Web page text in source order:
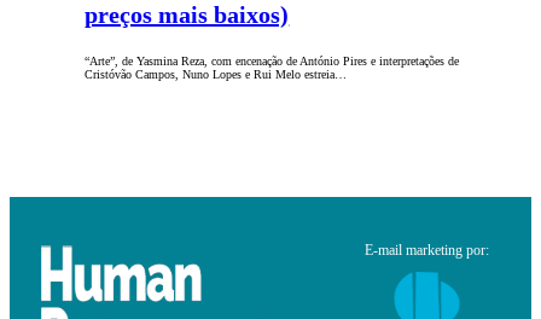
preços mais baixos)
“Arte”, de Yasmina Reza, com encenação de António Pires e interpretações de
Cristóvão Campos, Nuno Lopes e Rui Melo estreia…
E-mail marketing por: